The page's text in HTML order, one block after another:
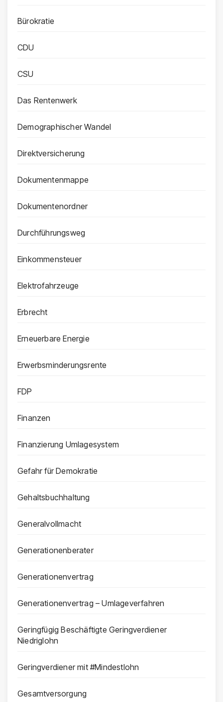
Bürokratie
CDU
CSU
Das Rentenwerk
Demographischer Wandel
Direktversicherung
Dokumentenmappe
Dokumentenordner
Durchführungsweg
Einkommensteuer
Elektrofahrzeuge
Erbrecht
Erneuerbare Energie
Erwerbsminderungsrente
FDP
Finanzen
Finanzierung Umlagesystem
Gefahr für Demokratie
Gehaltsbuchhaltung
Generalvollmacht
Generationenberater
Generationenvertrag
Generationenvertrag – Umlageverfahren
Geringfügig Beschäftigte Geringverdiener
Niedriglohn
Geringverdiener mit #Mindestlohn
Gesamtversorgung